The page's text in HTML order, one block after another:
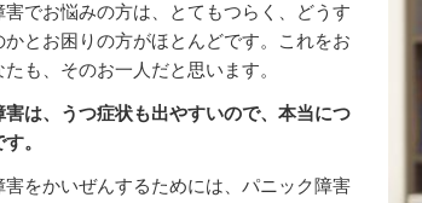
害でお悩みの方は、とてもつらく、どうす
とお困りの方がほとんどです。
これをお
も、そのお一人だと思います。
害は、うつ症状も出やすいので、本当につ
。
害をかいぜんするためには、パニック障害